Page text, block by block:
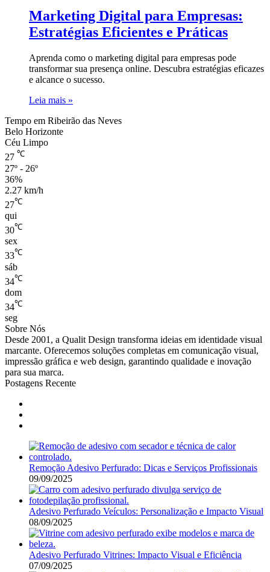
Marketing Digital para Empresas:
Estratégias Eficientes e Práticas
Aprenda como o marketing digital para empresas pode
transformar sua presença online. Descubra estratégias eficazes
e alcance o sucesso.
Leia mais »
Tempo em Ribeirão das Neves
Belo Horizonte
Céu Limpo
27 ℃
27º - 26º
36%
2.27 km/h
27℃
qui
30℃
sex
33℃
sáb
34℃
dom
34℃
seg
Sobre Nós
Desde 2001, a Qualit Design transforma ideias em identidade visual
marcante. Oferecemos soluções completas em comunicação visual,
impressão gráfica e web design, garantindo qualidade e inovação
para sua marca.
Postagens Recente
Remoção Adesivo Perfurado: Dicas e Serviços Profissionais
09/09/2025
Adesivo Perfurado Veículos: Personalização e Impacto Visual
08/09/2025
Adesivo Perfurado Vitrines: Impacto Visual e Eficiência
07/09/2025